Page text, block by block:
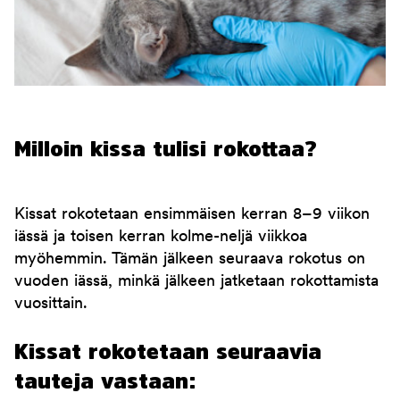
Milloin kissa tulisi rokottaa?
Kissat rokotetaan ensimmäisen kerran 8–9 viikon
iässä ja toisen kerran kolme-neljä viikkoa
myöhemmin. Tämän jälkeen seuraava rokotus on
vuoden iässä, minkä jälkeen jatketaan rokottamista
vuosittain.
Kissat rokotetaan seuraavia
tauteja vastaan: